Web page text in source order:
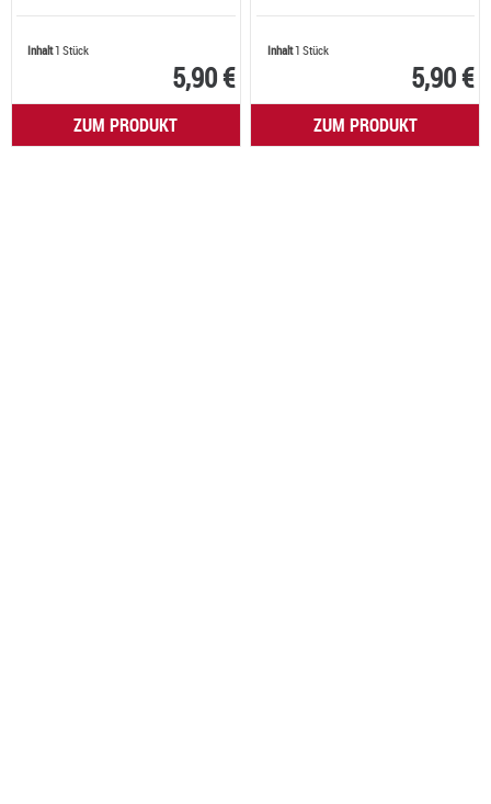
Inhalt1 Stück
5,90 €
ZUM PRODUKT
Inhalt1 Stück
5,90 €
ZUM PRODUKT